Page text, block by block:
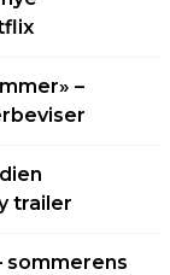
–
trailer
sommerens